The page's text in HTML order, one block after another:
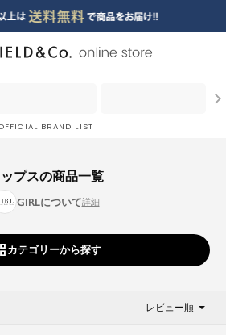
BRAND LIST
ップスの商品一覧
GIRLについて
カテゴリーから探す
レビュー順